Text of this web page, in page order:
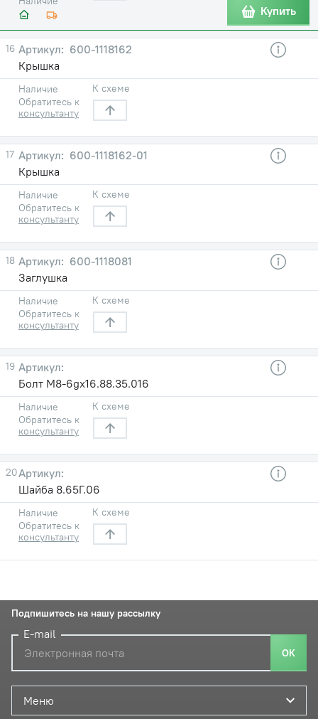
Купить
16
600-1118162
Крышка
Наличие
Обратитесь к
консультанту
К схеме
17
600-1118162-01
Крышка
Наличие
Обратитесь к
консультанту
К схеме
18
600-1118081
Заглушка
Наличие
Обратитесь к
консультанту
К схеме
19
Болт М8-6gx16.88.35.016
Наличие
Обратитесь к
консультанту
К схеме
20
Шайба 8.65Г.06
Наличие
Обратитесь к
консультанту
К схеме
Меню
Подпишитесь на нашу рассылку
E-mail
ОК